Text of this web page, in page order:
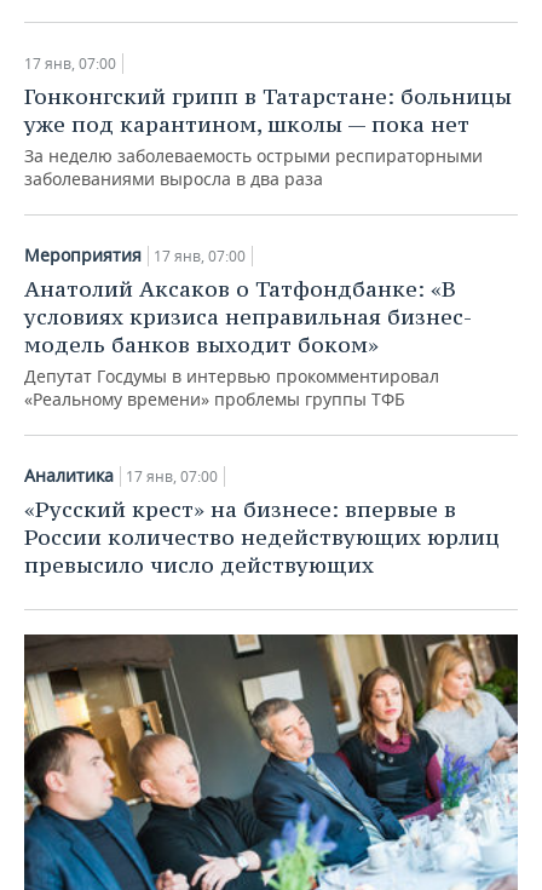
17 янв, 07:00
Гонконгский грипп в Татарстане: больницы
уже под карантином, школы — пока нет
За неделю заболеваемость острыми респираторными
заболеваниями выросла в два раза
Мероприятия 17 янв, 07:00
Анатолий Аксаков о Татфондбанке: «В
условиях кризиса неправильная бизнес-
модель банков выходит боком»
Депутат Госдумы в интервью прокомментировал
«Реальному времени» проблемы группы ТФБ
Аналитика 17 янв, 07:00
«Русский крест» на бизнесе: впервые в
России количество недействующих юрлиц
превысило число действующих